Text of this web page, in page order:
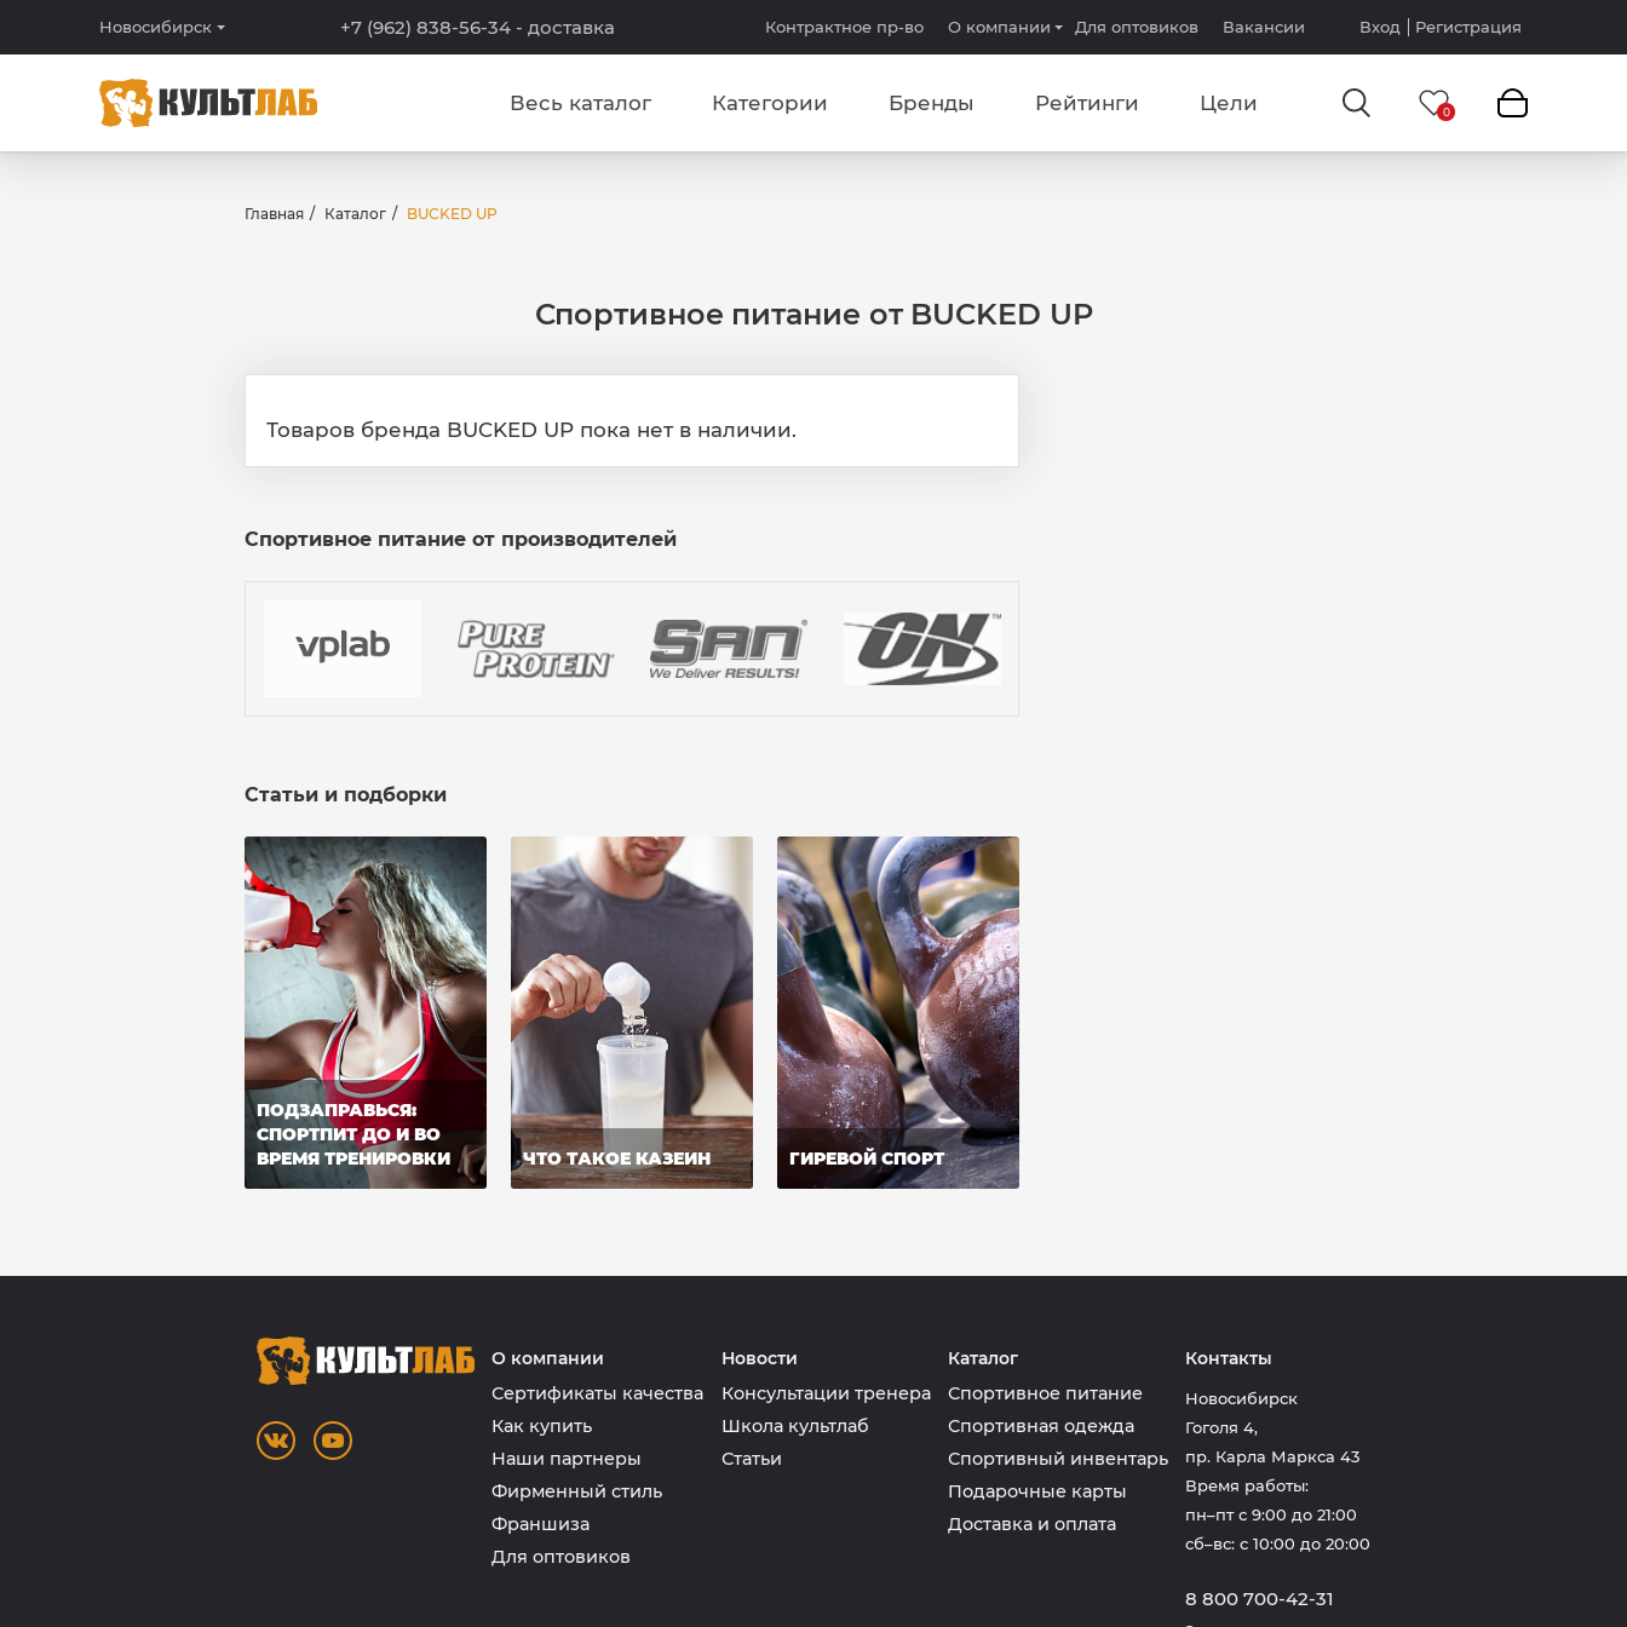
Новосибирск +7 (962) 838-56-34 - доставка Контрактное пр-во О компании Для оптовиков Вакансии Вход Регистрация
Весь каталог Категории Бренды Рейтинги Цели
Главная Каталог BUCKED UP
Спортивное питание от BUCKED UP
Товаров бренда BUCKED UP пока нет в наличии.
Спортивное питание от производителей
Статьи и подборки
ПОДЗАПРАВЬСЯ:
СПОРТПИТ ДО И ВО
ВРЕМЯ ТРЕНИРОВКИ
ЧТО ТАКОЕ КАЗЕИН ГИРЕВОЙ СПОРТ
О компании
Сертификаты качества
Как купить
Наши партнеры
Фирменный стиль
Франшиза
Для оптовиков
Новости
Консультации тренера
Школа культлаб
Статьи
Каталог
Спортивное питание
Спортивная одежда
Спортивный инвентарь
Подарочные карты
Доставка и оплата
Контакты
Новосибирск
Гоголя 4,
пр. Карла Маркса 43
Время работы:
пн–пт с 9:00 до 21:00
сб–вс: с 10:00 до 20:00
8 800 700-42-31